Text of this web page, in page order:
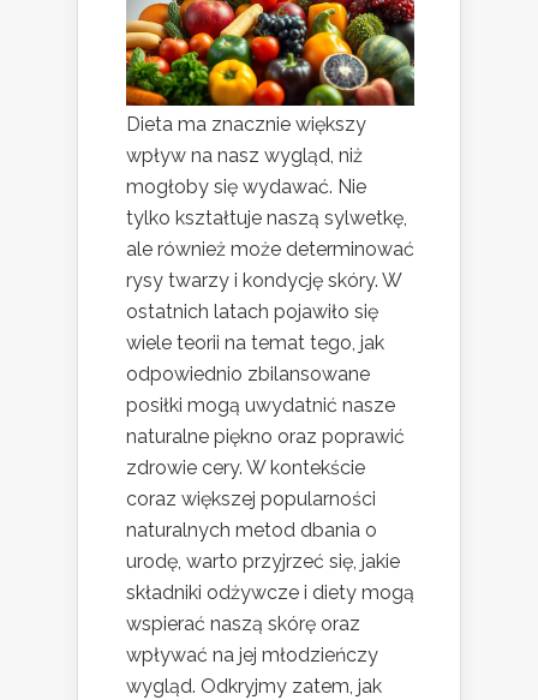
Dieta ma znacznie większy
wpływ na nasz wygląd, niż
mogłoby się wydawać. Nie
tylko kształtuje naszą sylwetkę,
ale również może determinować
rysy twarzy i kondycję skóry. W
ostatnich latach pojawiło się
wiele teorii na temat tego, jak
odpowiednio zbilansowane
posiłki mogą uwydatnić nasze
naturalne piękno oraz poprawić
zdrowie cery. W kontekście
coraz większej popularności
naturalnych metod dbania o
urodę, warto przyjrzeć się, jakie
składniki odżywcze i diety mogą
wspierać naszą skórę oraz
wpływać na jej młodzieńczy
wygląd. Odkryjmy zatem, jak